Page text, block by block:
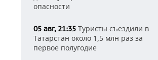
опасности
05 авг, 21:35 Туристы съездили в
Татарстан около 1,5 млн раз за
первое полугодие